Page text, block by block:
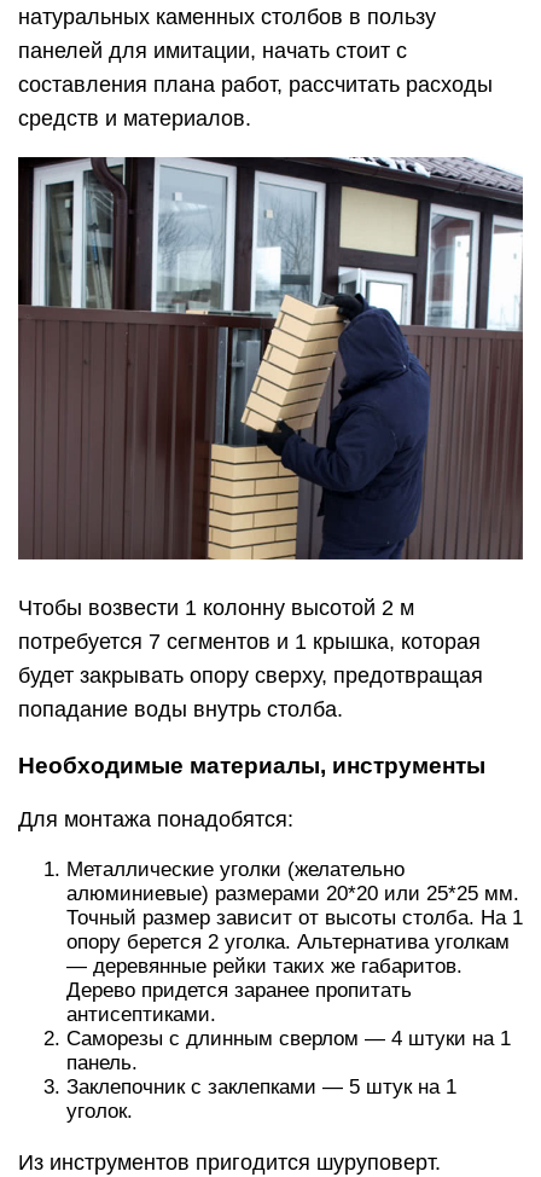
натуральных каменных столбов в пользу
панелей для имитации, начать стоит с
составления плана работ, рассчитать расходы
средств и материалов.
Чтобы возвести 1 колонну высотой 2 м
потребуется 7 сегментов и 1 крышка, которая
будет закрывать опору сверху, предотвращая
попадание воды внутрь столба.
Необходимые материалы, инструменты
Для монтажа понадобятся:
Металлические уголки (желательно
алюминиевые) размерами 20*20 или 25*25 мм.
Точный размер зависит от высоты столба. На 1
опору берется 2 уголка. Альтернатива уголкам
— деревянные рейки таких же габаритов.
Дерево придется заранее пропитать
антисептиками.
Саморезы с длинным сверлом — 4 штуки на 1
панель.
Заклепочник с заклепками — 5 штук на 1
уголок.
Из инструментов пригодится шуруповерт.